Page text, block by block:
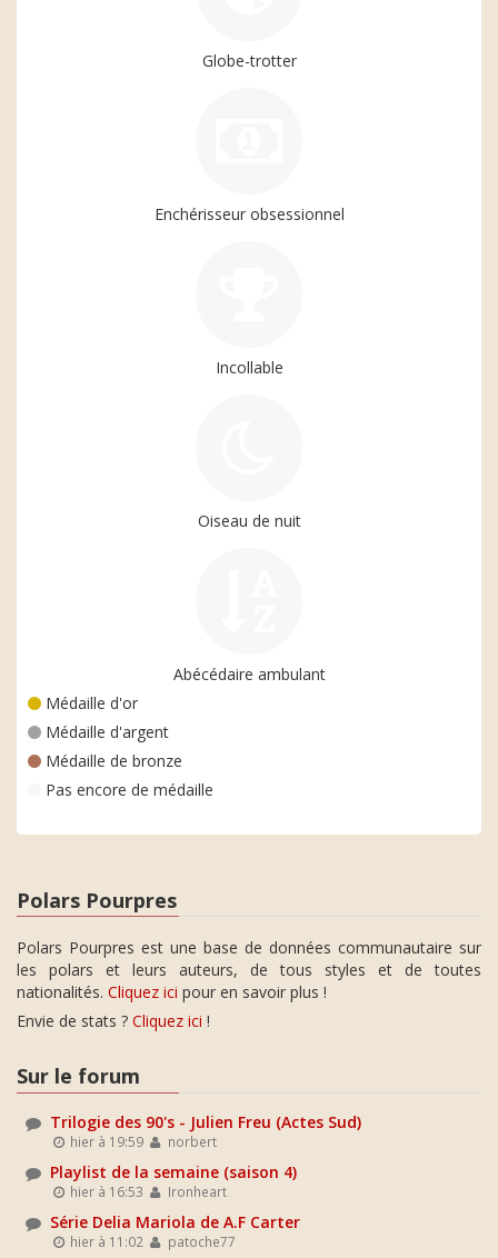
Globe-trotter
Enchérisseur obsessionnel
Incollable
Oiseau de nuit
Abécédaire ambulant
Médaille d'or
Médaille d'argent
Médaille de bronze
Pas encore de médaille
Polars Pourpres
Polars Pourpres est une base de données communautaire sur
les polars et leurs auteurs, de tous styles et de toutes
nationalités. Cliquez ici pour en savoir plus !
Envie de stats ? Cliquez ici !
Sur le forum
Trilogie des 90's - Julien Freu (Actes Sud)
hier à 19:59 norbert
Playlist de la semaine (saison 4)
hier à 16:53 Ironheart
Série Delia Mariola de A.F Carter
hier à 11:02 patoche77